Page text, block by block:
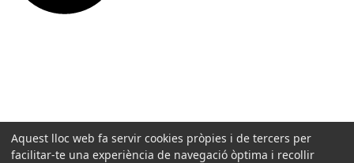
Aquest lloc web fa servir cookies pròpies i de tercers per
facilitar-te una experiència de navegació òptima i recollir